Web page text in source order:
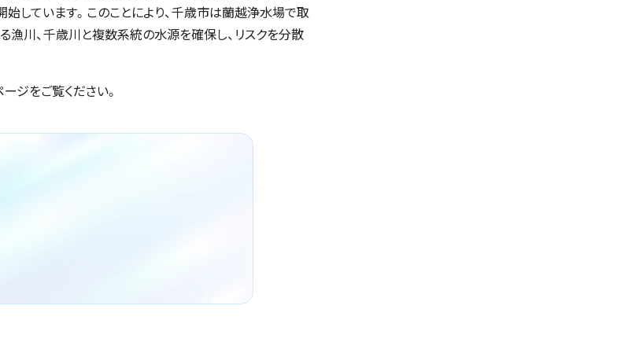
しています。このことにより、千歳市は蘭越浄水場で取
川、千歳川と複数系統の水源を確保し、リスクを分散
ジをご覧ください。